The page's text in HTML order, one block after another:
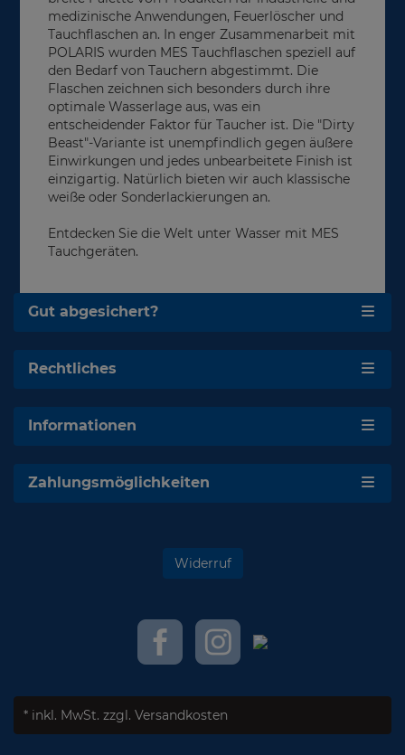
medizinische Anwendungen, Feuerlöscher und
Tauchflaschen an. In enger Zusammenarbeit mit
POLARIS wurden MES Tauchflaschen speziell auf
den Bedarf von Tauchern abgestimmt. Die
Flaschen zeichnen sich besonders durch ihre
optimale Wasserlage aus, was ein
entscheidender Faktor für Taucher ist. Die "Dirty
Beast"-Variante ist unempfindlich gegen äußere
Einwirkungen und jedes unbearbeitete Finish ist
einzigartig. Natürlich bieten wir auch klassische
weiße oder Sonderlackierungen an.
Entdecken Sie die Welt unter Wasser mit MES
Tauchgeräten.
Gut abgesichert?
Rechtliches
Informationen
Zahlungsmöglichkeiten
Widerruf
* inkl. MwSt. zzgl. Versandkosten